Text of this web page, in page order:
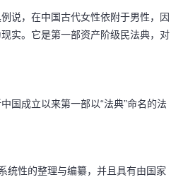
说，在中国古代女性依附于男性，因
实。它是第一部资产阶级民法典，对
国成立以来第一部以“法典”命名的法
统性的整理与编纂，并且具有由国家
许